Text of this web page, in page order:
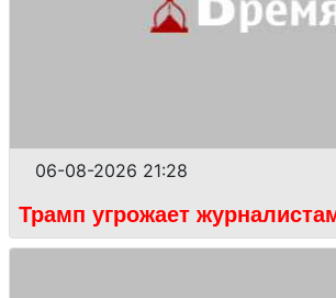
06-08-2026 21:28
Трамп угрожает